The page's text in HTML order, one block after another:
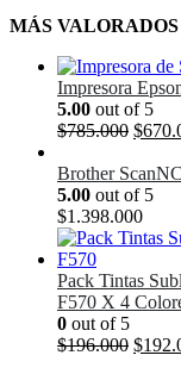
MÁS VALORADOS
Impresora
5.00 out of 5
$785.000 El
era:
$
Brother
5.00 out of 5
$1.398.000
Pack Tintas
F570 X 4
0 out of 5
$196.000 El
$